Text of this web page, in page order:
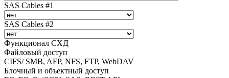
SAS Cables #1
SAS Cables #2
Функционал СХД
Файловый доступ
CIFS/ SMB, AFP, NFS, FTP, WebDAV
Блочный и объектный доступ